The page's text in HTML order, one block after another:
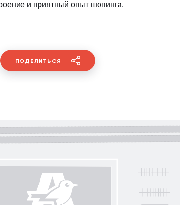
и приятный опыт шопинга.
ПОДЕЛИТЬСЯ